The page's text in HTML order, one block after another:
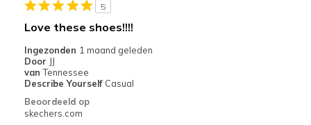
Beste toepassingen
Travel
Width
Sizing
5
Love these shoes!!!!
Ingezonden 1 maand geleden
Door JJ
van Tennessee
Describe Yourself Casual
Beoordeeld op
skechers.com